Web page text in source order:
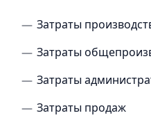
Затраты
Затраты
Затраты
Затраты продаж